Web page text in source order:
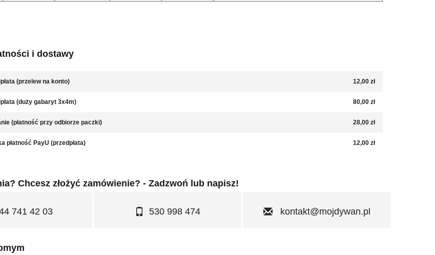
i dostawy
(przelew na konto) 12,00 zł
(duży gabaryt 3x4m) 80,00 zł
(płatność przy odbiorze paczki) 28,00 zł
płatność PayU (przedpłata) 12,00 zł
Chcesz złożyć zamówienie? - Zadzwoń lub napisz!
741 42 03 530 998 474 kontakt@mojdywan.pl